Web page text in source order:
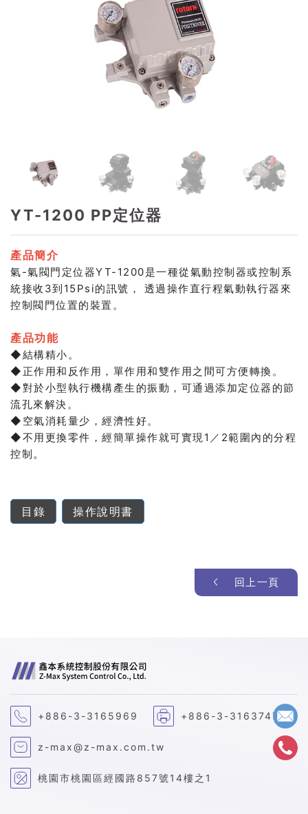
YT-1200 PP定位器
產品簡介
氣-氣閥門定位器YT-1200是一種從氣動控制器或控制系
統接收3到15Psi的訊號， 透過操作直行程氣動執行器來
控制閥門位置的裝置。
產品功能
◆結構精小。
◆正作用和反作用，單作用和雙作用之間可方便轉換。
◆對於小型執行機構產生的振動，可通過添加定位器的節
流孔來解決。
◆空氣消耗量少，經濟性好。
◆不用更換零件，經簡單操作就可實現1／2範圍內的分程
控制 。
目錄 操作說明書
回上一頁
+886-3-3165969 +886-3-3163747
z-max@z-max.com.tw
桃園市桃園區經國路857號14樓之1